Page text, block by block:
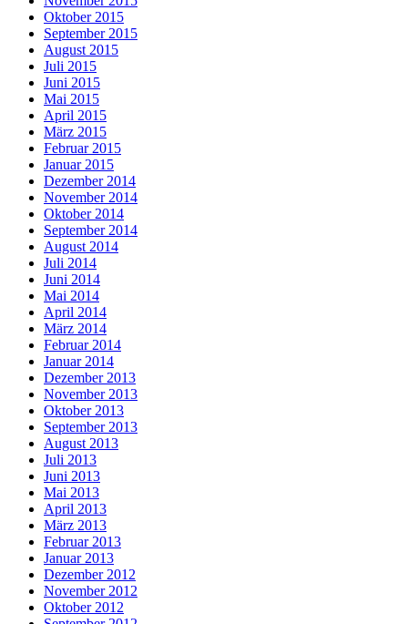
Oktober 2015
September 2015
August 2015
Juli 2015
Juni 2015
Mai 2015
April 2015
März 2015
Februar 2015
Januar 2015
Dezember 2014
November 2014
Oktober 2014
September 2014
August 2014
Juli 2014
Juni 2014
Mai 2014
April 2014
März 2014
Februar 2014
Januar 2014
Dezember 2013
November 2013
Oktober 2013
September 2013
August 2013
Juli 2013
Juni 2013
Mai 2013
April 2013
März 2013
Februar 2013
Januar 2013
Dezember 2012
November 2012
Oktober 2012